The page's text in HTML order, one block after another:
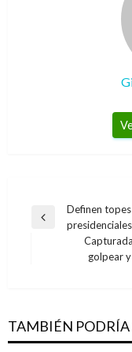
Navegación
entradas
Entrada
Definen
golpear
TAMBIÉN PODRÍA
de Alvaro Gómez
Ariel Cabrera martes